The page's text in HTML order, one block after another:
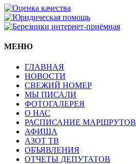
МЕНЮ
ГЛАВНАЯ
НОВОСТИ
СВЕЖИЙ НОМЕР
МЫ ПИСАЛИ
ФОТОГАЛЕРЕЯ
О НАС
РАСПИСАНИЕ МАРШРУТОВ
АФИША
АЗОТ ТВ
ОБЪЯВЛЕНИЯ
ОТЧЕТЫ ДЕПУТАТОВ